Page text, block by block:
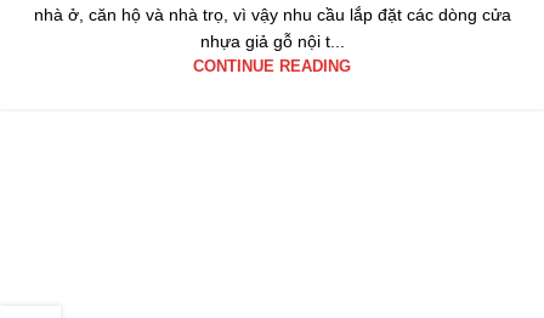
nhà ở, căn hộ và nhà trọ, vì vậy nhu cầu lắp đặt các dòng cửa
nhựa giả gỗ nội t...
CONTINUE READING